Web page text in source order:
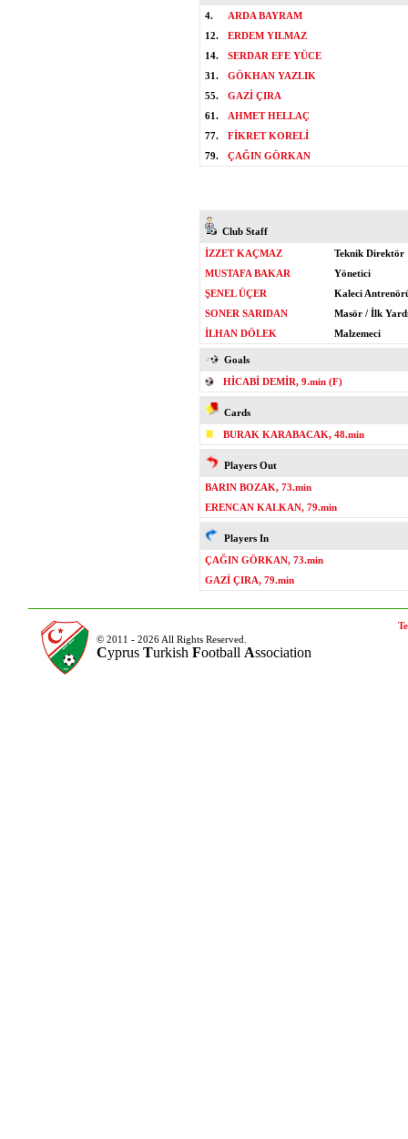
4.
ARDA BAYRAM
12.
ERDEM YILMAZ
14.
SERDAR EFE YÜCE
31.
GÖKHAN YAZLIK
55.
GAZİ ÇIRA
61.
AHMET HELLAÇ
77.
FİKRET KORELİ
79.
ÇAĞIN GÖRKAN
Club Staff
İZZET KAÇMAZ
Teknik Direktör
MUSTAFA BAKAR
Yönetici
ŞENEL ÜÇER
Kaleci
SONER SARIDAN
Masör / İlk
İLHAN DÖLEK
Malzemeci
Goals
HİCABİ DEMİR, 9.min (F)
Cards
BURAK KARABACAK, 48.min
Players Out
BARIN BOZAK, 73.min
ERENCAN KALKAN, 79.min
Players In
ÇAĞIN GÖRKAN, 73.min
GAZİ ÇIRA, 79.min
© 2011 - 2026 All Rights Reserved.
Cyprus Turkish Football Association